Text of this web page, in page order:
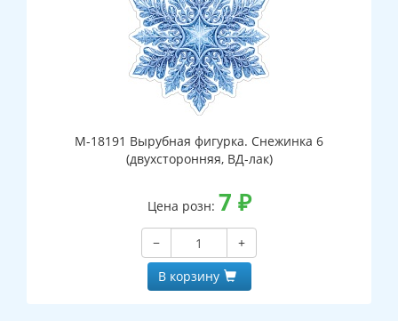
М-18191 Вырубная фигурка. Снежинка 6
(двухсторонняя, ВД-лак)
Цена розн: 7 ₽
−
+
В корзину